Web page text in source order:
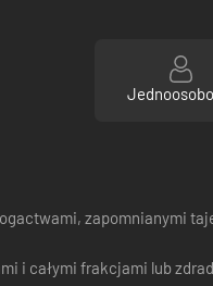
zapomnianymi
i całymi frakcjami lub